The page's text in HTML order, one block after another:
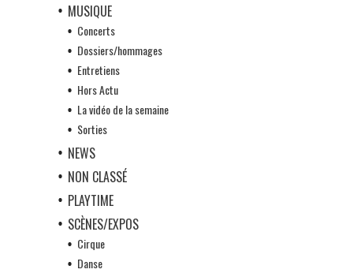
MUSIQUE
Concerts
Dossiers/hommages
Entretiens
Hors Actu
La vidéo de la semaine
Sorties
NEWS
NON CLASSÉ
PLAYTIME
SCÈNES/EXPOS
Cirque
Danse